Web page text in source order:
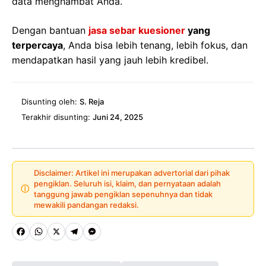
Dengan bantuan jasa sebar kuesioner yang
terpercaya, Anda bisa lebih tenang, lebih fokus, dan
mendapatkan hasil yang jauh lebih kredibel.
Disunting oleh: S. Reja
Terakhir disunting: Juni 24, 2025
ⓘ
Disclaimer: Artikel ini merupakan advertorial dari pihak
pengiklan. Seluruh isi, klaim, dan pernyataan adalah
tanggung jawab pengiklan sepenuhnya dan tidak
mewakili pandangan redaksi.
Fa W
X
Te M